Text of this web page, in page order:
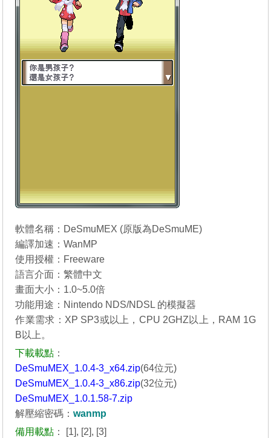
軟體名稱：DeSmuMEX (原版為DeSmuME)
編譯加速：WanMP
使用授權：Freeware
語言介面：繁體中文
畫面大小：1.0~5.0倍
功能用途：Nintendo NDS/NDSL 的模擬器
作業需求：XP SP3或以上，CPU 2GHZ以上，RAM 1G
B以上。
下載載點 ：
DeSmuMEX_1.0.4-3_x64.zip(64位元)
DeSmuMEX_1.0.4-3_x86.zip(32位元)
DeSmuMEX_1.0.1.58-7.zip
解壓縮密碼：wanmp
備用載點 ： [1], [2], [3]